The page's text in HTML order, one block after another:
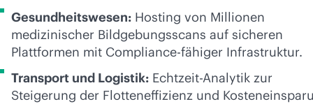
Gesundheitswesen: Hosting von Millionen
medizinischer Bildgebungsscans auf sicheren
Plattformen mit Compliance-fähiger Infrastruktur.
Transport und Logistik: Echtzeit-Analytik zur
Steigerung der Flotteneffizienz und